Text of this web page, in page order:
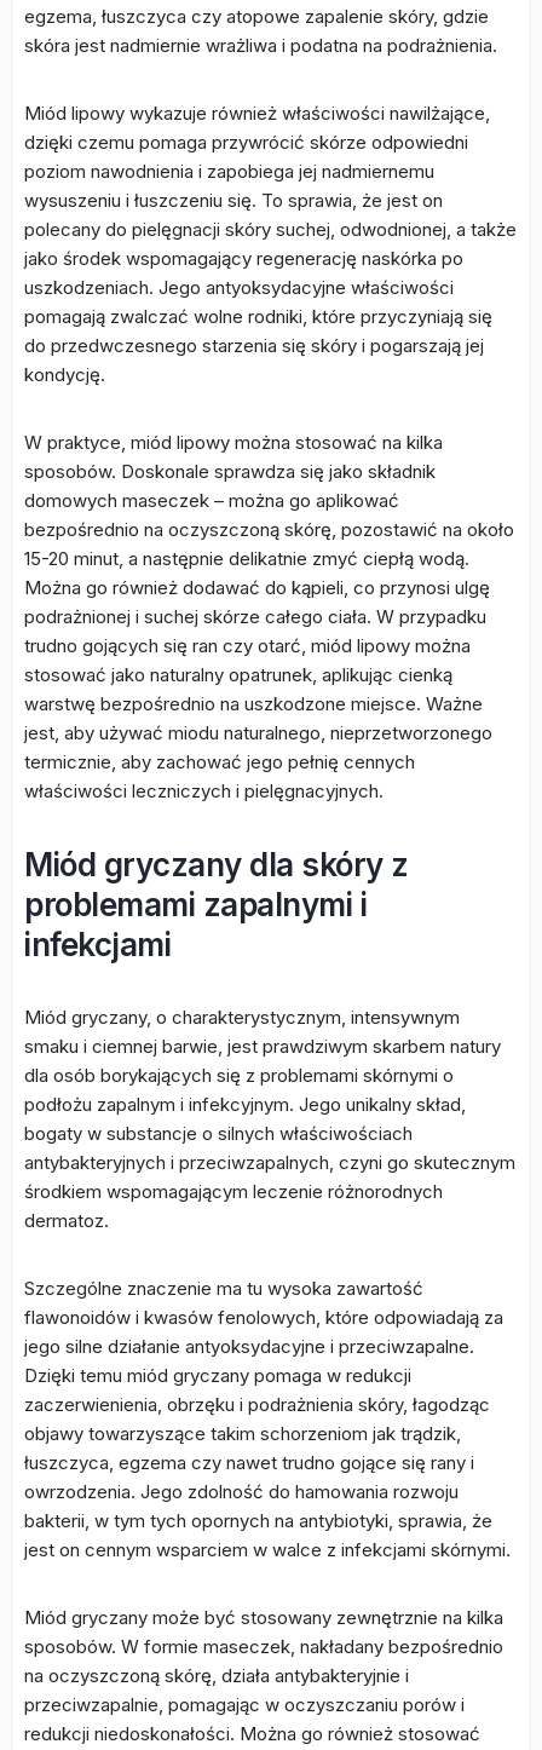
egzema, łuszczyca czy atopowe zapalenie skóry, gdzie
skóra jest nadmiernie wrażliwa i podatna na podrażnienia.
Miód lipowy wykazuje również właściwości nawilżające,
dzięki czemu pomaga przywrócić skórze odpowiedni
poziom nawodnienia i zapobiega jej nadmiernemu
wysuszeniu i łuszczeniu się. To sprawia, że jest on
polecany do pielęgnacji skóry suchej, odwodnionej, a także
jako środek wspomagający regenerację naskórka po
uszkodzeniach. Jego antyoksydacyjne właściwości
pomagają zwalczać wolne rodniki, które przyczyniają się
do przedwczesnego starzenia się skóry i pogarszają jej
kondycję.
W praktyce, miód lipowy można stosować na kilka
sposobów. Doskonale sprawdza się jako składnik
domowych maseczek – można go aplikować
bezpośrednio na oczyszczoną skórę, pozostawić na około
15-20 minut, a następnie delikatnie zmyć ciepłą wodą.
Można go również dodawać do kąpieli, co przynosi ulgę
podrażnionej i suchej skórze całego ciała. W przypadku
trudno gojących się ran czy otarć, miód lipowy można
stosować jako naturalny opatrunek, aplikując cienką
warstwę bezpośrednio na uszkodzone miejsce. Ważne
jest, aby używać miodu naturalnego, nieprzetworzonego
termicznie, aby zachować jego pełnię cennych
właściwości leczniczych i pielęgnacyjnych.
Miód gryczany dla skóry z
problemami zapalnymi i
infekcjami
Miód gryczany, o charakterystycznym, intensywnym
smaku i ciemnej barwie, jest prawdziwym skarbem natury
dla osób borykających się z problemami skórnymi o
podłożu zapalnym i infekcyjnym. Jego unikalny skład,
bogaty w substancje o silnych właściwościach
antybakteryjnych i przeciwzapalnych, czyni go skutecznym
środkiem wspomagającym leczenie różnorodnych
dermatoz.
Szczególne znaczenie ma tu wysoka zawartość
flawonoidów i kwasów fenolowych, które odpowiadają za
jego silne działanie antyoksydacyjne i przeciwzapalne.
Dzięki temu miód gryczany pomaga w redukcji
zaczerwienienia, obrzęku i podrażnienia skóry, łagodząc
objawy towarzyszące takim schorzeniom jak trądzik,
łuszczyca, egzema czy nawet trudno gojące się rany i
owrzodzenia. Jego zdolność do hamowania rozwoju
bakterii, w tym tych opornych na antybiotyki, sprawia, że
jest on cennym wsparciem w walce z infekcjami skórnymi.
Miód gryczany może być stosowany zewnętrznie na kilka
sposobów. W formie maseczek, nakładany bezpośrednio
na oczyszczoną skórę, działa antybakteryjnie i
przeciwzapalnie, pomagając w oczyszczaniu porów i
redukcji niedoskonałości. Można go również stosować